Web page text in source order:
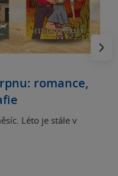
romance,
Léto je stále v